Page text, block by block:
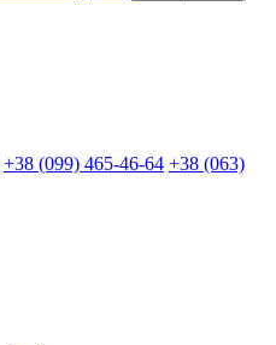
+38 (099) 465-46-64 +38 (063)